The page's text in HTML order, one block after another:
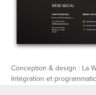
Conception & design : La
Intégration et